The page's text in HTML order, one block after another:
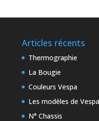
Articles récents
Thermographie
La Bougie
Couleurs Vespa
Les modèles de Vespa
N° Chassis